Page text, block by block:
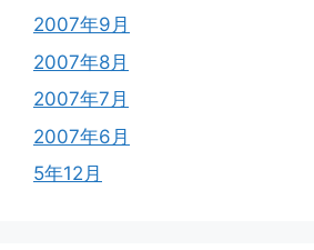
2007年9月
2007年8月
2007年7月
2007年6月
5年12月